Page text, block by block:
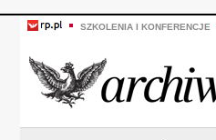
SZKOLENIA I KONFERENCJE